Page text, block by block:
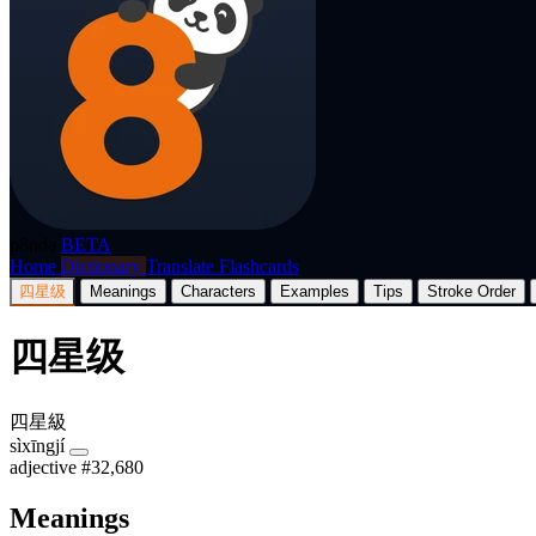
BETA
Home Dictionary Translate Flashcards
四星级 Meanings Characters Examples Tips Stroke Order
四星级
四星級
sìxīngjí
adjective #32,680
Meanings